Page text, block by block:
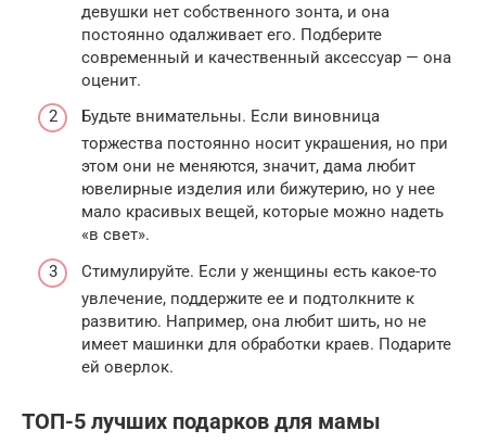
девушки нет собственного зонта, и она
постоянно одалживает его. Подберите
современный и качественный аксессуар — она
оценит.
Будьте внимательны. Если виновница
торжества постоянно носит украшения, но при
этом они не меняются, значит, дама любит
ювелирные изделия или бижутерию, но у нее
мало красивых вещей, которые можно надеть
«в свет».
Стимулируйте. Если у женщины есть какое-то
увлечение, поддержите ее и подтолкните к
развитию. Например, она любит шить, но не
имеет машинки для обработки краев. Подарите
ей оверлок.
ТОП-5 лучших подарков для мамы